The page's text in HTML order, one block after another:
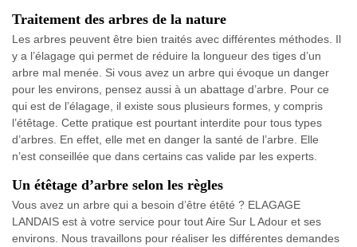
Traitement des arbres de la nature
Les arbres peuvent être bien traités avec différentes méthodes. Il
y a l’élagage qui permet de réduire la longueur des tiges d’un
arbre mal menée. Si vous avez un arbre qui évoque un danger
pour les environs, pensez aussi à un abattage d’arbre. Pour ce
qui est de l’élagage, il existe sous plusieurs formes, y compris
l’étêtage. Cette pratique est pourtant interdite pour tous types
d’arbres. En effet, elle met en danger la santé de l’arbre. Elle
n’est conseillée que dans certains cas valide par les experts.
Un étêtage d’arbre selon les règles
Vous avez un arbre qui a besoin d’être étêté ? ELAGAGE
LANDAIS est à votre service pour tout Aire Sur L Adour et ses
environs. Nous travaillons pour réaliser les différentes demandes